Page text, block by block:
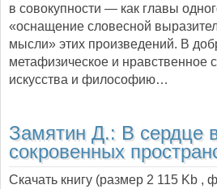
в совокупности — как главы
«оснащение словесной
мысли» этих произведений. В
метафизическое и нравственное
искусства и философию…
Замятин Д.: В сердце
сокровенных
Скачать книгу (размер 2 115 Kb ,